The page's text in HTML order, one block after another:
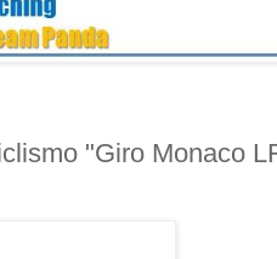
"Giro Monaco